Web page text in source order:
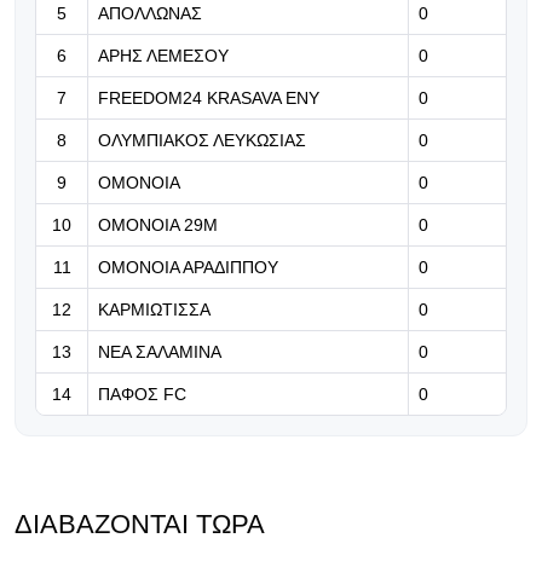
07.08.2026 | 08:05
«Συμφώνησε πλήρως με Ρόντρι η
Μπαρσελόνα, ξεκινά παζάρι με τη
Σίτι»
Κόνφερενς Λιγκ: Επιβεβαιώθηκαν
τα «φαβορί»!
5 ΑΠΟΛΛΩΝΑΣ 0
6 ΑΡΗΣ ΛΕΜΕΣΟΥ 0
7 FREEDOM24 KRASAVA ΕΝΥ 0
8 ΟΛΥΜΠΙΑΚΟΣ ΛΕΥΚΩΣΙΑΣ 0
9 ΟΜΟΝΟΙΑ 0
10 ΟΜΟΝΟΙΑ 29Μ 0
11 ΟΜΟΝΟΙΑ ΑΡΑΔΙΠΠΟΥ 0
12 ΚΑΡΜΙΩΤΙΣΣΑ 0
13 ΝΕΑ ΣΑΛΑΜΙΝΑ 0
14 ΠΑΦΟΣ FC 0
ΔΙΑΒΆΖΟΝΤΑΙ ΤΏΡΑ